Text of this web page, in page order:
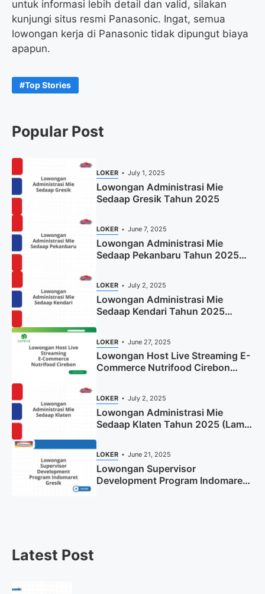
untuk informasi lebih detail dan valid, silakan
kunjungi situs resmi Panasonic. Ingat, semua
lowongan kerja di Panasonic tidak dipungut biaya
apapun.
Top Stories
Popular Post
LOKER July 1, 2025
Lowongan Administrasi Mie
Sedaap Gresik Tahun 2025
LOKER June 7, 2025
Lowongan Administrasi Mie
Sedaap Pekanbaru Tahun 2025
LOKER July 2, 2025
Lowongan Administrasi Mie
Sedaap Kendari Tahun 2025
LOKER June 27, 2025
Lowongan Host Live Streaming E-
Commerce Nutrifood Cirebon
LOKER July 2, 2025
Lowongan Administrasi Mie
Sedaap Klaten Tahun 2025 (Lamar
LOKER June 21, 2025
Lowongan Supervisor
Development Program Indomaret
Latest Post